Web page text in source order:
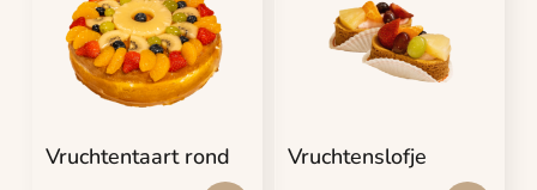
Vruchtentaart rond Vruchtenslofje